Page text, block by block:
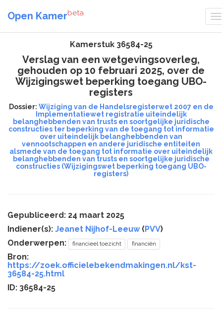
Open Kamerbeta
Kamerstuk 36584-25
Verslag van een wetgevingsoverleg,
gehouden op 10 februari 2025, over de
Wijzigingswet beperking toegang UBO-
registers
Dossier: Wijziging van de Handelsregisterwet 2007 en de
Implementatiewet registratie uiteindelijk
belanghebbenden van trusts en soortgelijke juridische
constructies ter beperking van de toegang tot informatie
over uiteindelijk belanghebbenden van
vennootschappen en andere juridische entiteiten
alsmede van de toegang tot informatie over uiteindelijk
belanghebbenden van trusts en soortgelijke juridische
constructies (Wijzigingswet beperking toegang UBO-
registers)
Gepubliceerd: 24 maart 2025
Indiener(s): Jeanet Nijhof-Leeuw(PVV)
Onderwerpen:
financieel toezicht financiën
Bron:
https://zoek.officielebekendmakingen.nl/kst-
36584-25.html
ID: 36584-25